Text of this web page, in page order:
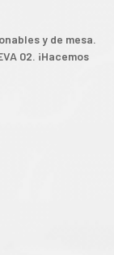
y de mesa.
02. ¡Hacemos